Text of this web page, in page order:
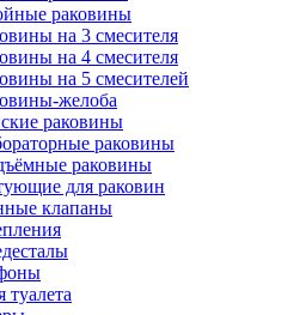
раковины
на 3 смесителя
на 4 смесителя
на 5 смесителей
желоба
раковины
раковины
раковины
для раковин
клапаны
туалета